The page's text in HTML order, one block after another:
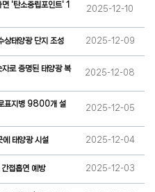
'탄소중립포인트' 1
2025-12-10
상태양광 단지 조성 2025-12-09
로 증명된 태양광 복
2025-12-08
표지병 9800개 설
2025-12-05
태양광 시설 2025-12-04
접흡연 예방 2025-12-03